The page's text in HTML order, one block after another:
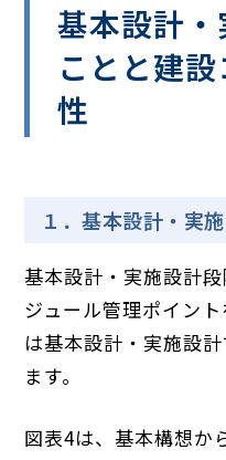
基本設計
ことと建
性
１．基本設計・実
基本設計・実施設計
ジュール管理ポイン
は基本設計・実施設
ます。
図表4は、基本構想か